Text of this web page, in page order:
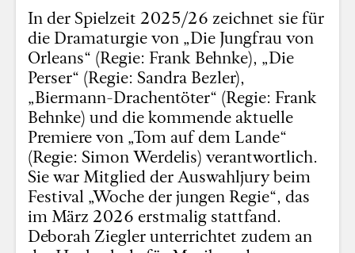
In der Spielzeit 2025/26 zeichnet sie für
die Dramaturgie von „Die Jungfrau von
Orleans“ (Regie: Frank Behnke), „Die
Perser“ (Regie: Sandra Bezler),
„Biermann-Drachentöter“ (Regie: Frank
Behnke) und die kommende aktuelle
Premiere von „Tom auf dem Lande“
(Regie: Simon Werdelis) verantwortlich.
Sie war Mitglied der Auswahljury beim
Festival „Woche der jungen Regie“, das
im März 2026 erstmalig stattfand.
Deborah Ziegler unterrichtet zudem an